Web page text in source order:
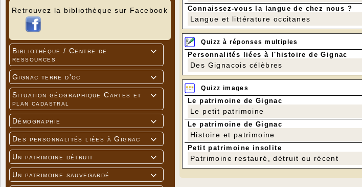
Retrouvez la bibliothèque sur Facebook

Bibliothèque / Centre de
ressources

Gignac terre d'oc

Situation géographique Cartes et
plan cadastral

Démographie

Des personnalités liées à Gignac

Un patrimoine détruit

Un patrimoine sauvegardé
Connaissez-vous la langue de chez nous ?
Langue et littérature occitanes
Quizz à réponses multiples
Personnalités liées à l'histoire de Gignac
Des Gignacois célèbres
Quizz images
Le patrimoine de Gignac
Le petit patrimoine
Le patrimoine de Gignac
Histoire et patrimoine
Petit patrimoine insolite
Patrimoine restauré, détruit ou récent